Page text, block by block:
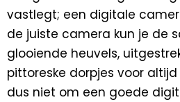
vastlegt; een digitale
de juiste camera kun je de
glooiende heuvels,
pittoreske dorpjes voor
dus niet om een goede